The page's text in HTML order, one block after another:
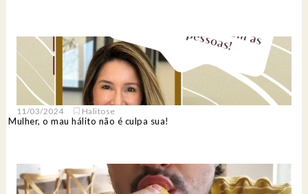
11/03/2024 Halitose
Mulher, o mau hálito não é culpa sua!